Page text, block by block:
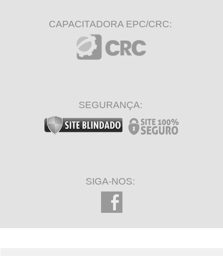
CAPACITADORA EPC/CRC:
SEGURANÇA:
SIGA-NOS: